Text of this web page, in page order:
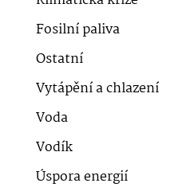
Fosilní paliva
Ostatní
Vytápění a chlazení
Voda
Vodík
Úspora energií